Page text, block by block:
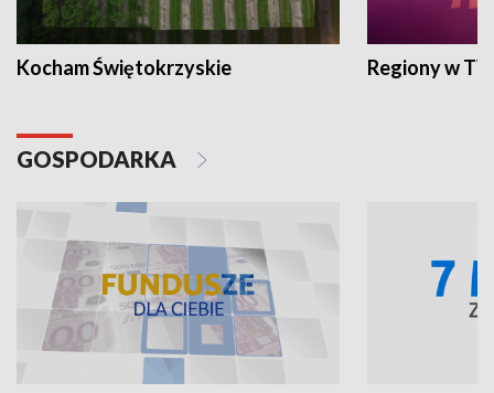
Kocham Świętokrzyskie Regiony w
GOSPODARKA